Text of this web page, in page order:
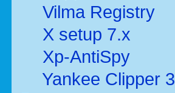
Vilma Registry
X setup 7.x
Xp-AntiSpy
Yankee Clipper 3